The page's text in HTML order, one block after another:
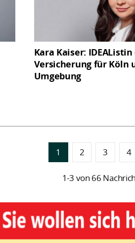
Kara Kaiser: IDEAListin
Versicherung für Köln
Umgebung
1 2 3 4
1-3 von 66